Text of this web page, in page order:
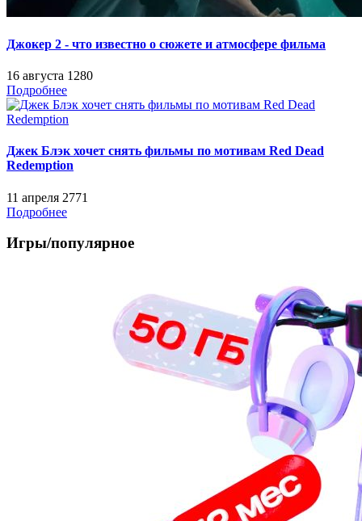
Джокер 2 - что известно о сюжете и атмосфере фильма
16 августа 1280
Подробнее
Джек Блэк хочет снять фильмы по мотивам Red Dead
Redemption
11 апреля 2771
Подробнее
Игры/популярное